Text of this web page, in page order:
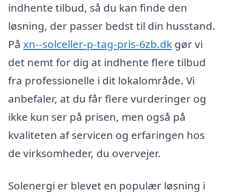
indhente tilbud, så du kan finde den
løsning, der passer bedst til din husstand.
På xn--solceller-p-tag-pris-6zb.dk gør vi
det nemt for dig at indhente flere tilbud
fra professionelle i dit lokalområde. Vi
anbefaler, at du får flere vurderinger og
ikke kun ser på prisen, men også på
kvaliteten af servicen og erfaringen hos
de virksomheder, du overvejer.
Solenergi er blevet en populær løsning i